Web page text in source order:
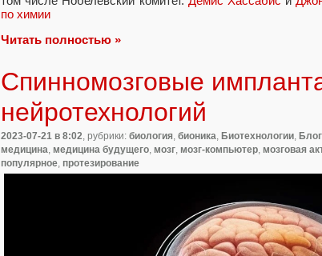
по химии
Читать полностью »
Спинномозговые
нейротехнологий
2023-07-21 в 8:02, рубрики: биология, бионика, Биотехнологии,
медицина, медицина будущего, мозг, мозг-компьютер, мозговая
популярное, протезирование